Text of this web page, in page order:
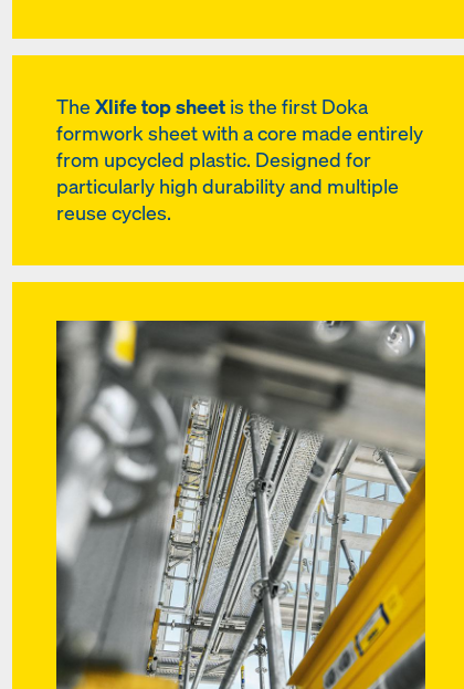
TheXlife top sheet is the first Doka
formwork sheet with a core made entirely
from upcycled plastic. Designed for
particularly high durability and multiple
reuse cycles.